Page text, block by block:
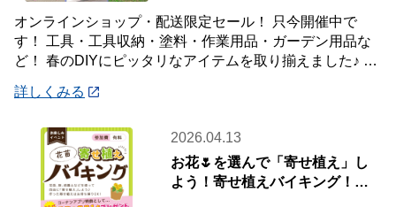
オンラインショップ・配送限定セール！ 只今開催中で
す！ 工具・工具収納・塗料・作業用品・ガーデン用品な
ど！ 春のDIYにピッタリなアイテムを取り揃えました♪ 商
詳しくみる
2026.04.13
お花🌷を選んで「寄せ植え」し
よう！寄せ植えバイキング！🌼